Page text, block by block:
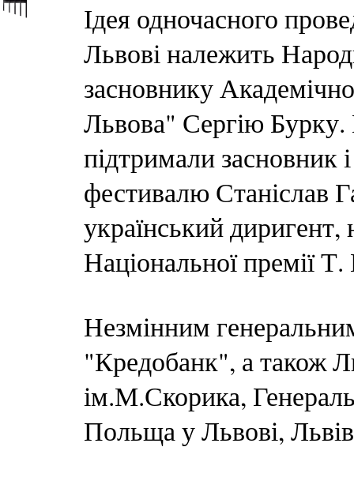
Ідея одночасного
Львові належить
засновнику
Львова" Сергію
підтримали засновник
фестивалю Станіслав
український диригент,
Національної премії
Незмінним
"Кредобанк", а також
ім.М.Скорика,
Польща у Львові,